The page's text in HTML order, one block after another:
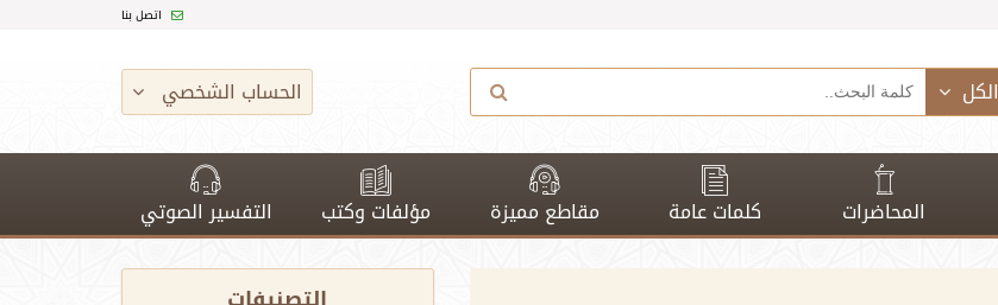
اتصل بنا
الكل الحساب الشخصي
المحاضرات كلمات عامة مقاطع مميزة مؤلفات وكتب التفسير الصوتي